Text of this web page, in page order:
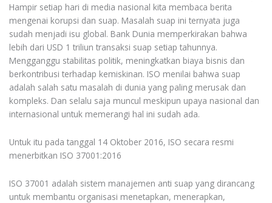
Hampir setiap hari di media nasional kita membaca berita
mengenai korupsi dan suap. Masalah suap ini ternyata juga
sudah menjadi isu global. Bank Dunia memperkirakan bahwa
lebih dari USD 1 triliun transaksi suap setiap tahunnya.
Mengganggu stabilitas politik, meningkatkan biaya bisnis dan
berkontribusi terhadap kemiskinan. ISO menilai bahwa suap
adalah salah satu masalah di dunia yang paling merusak dan
kompleks. Dan selalu saja muncul meskipun upaya nasional dan
internasional untuk memerangi hal ini sudah ada.
Untuk itu pada tanggal 14 Oktober 2016, ISO secara resmi
menerbitkan ISO 37001:2016
ISO 37001 adalah sistem manajemen anti suap yang dirancang
untuk membantu organisasi menetapkan, menerapkan,